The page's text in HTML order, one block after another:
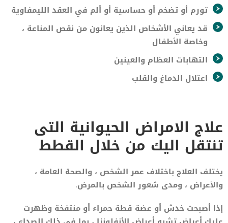
تورم أو تضخم أو حساسية أو ألم في العقد الليمفاوية
قد يعاني الأشخاص الذين يعانون من نقص المناعة ،
وخاصة الأطفال
التهابات العظام والعينين
اعتلال الدماغ والقلب
علاج الامراض الحيوانية التى
تنتقل اليك من خلال القطط
يختلف العلاج باختلاف عمر الشخص ، والصحة العامة ،
والأعراض ، ومدى شعور الشخص بالمرض.
إذا أصبحت خدش أو عضة قطة حمراء أو منتفخة وظهرت